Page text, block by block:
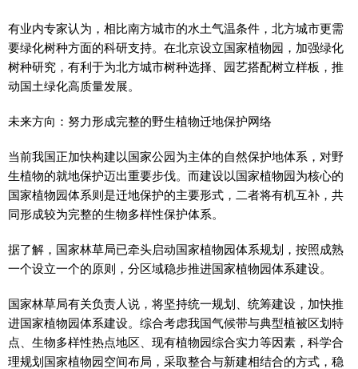
有业内专家认为，相比南方城市的水土气温条件，北方城市更需
要绿化树种方面的科研支持。在北京设立国家植物园，加强绿化
树种研究，有利于为北方城市树种选择、园艺搭配树立样板，推
动国土绿化高质量发展。
未来方向：努力形成完整的野生植物迁地保护网络
当前我国正加快构建以国家公园为主体的自然保护地体系，对野
生植物的就地保护迈出重要步伐。而建设以国家植物园为核心的
国家植物园体系则是迁地保护的主要形式，二者将有机互补，共
同形成较为完整的生物多样性保护体系。
据了解，国家林草局已牵头启动国家植物园体系规划，按照成熟
一个设立一个的原则，分区域稳步推进国家植物园体系建设。
国家林草局有关负责人说，将坚持统一规划、统筹建设，加快推
进国家植物园体系建设。综合考虑我国气候带与典型植被区划特
点、生物多样性热点地区、现有植物园综合实力等因素，科学合
理规划国家植物园空间布局，采取整合与新建相结合的方式，稳